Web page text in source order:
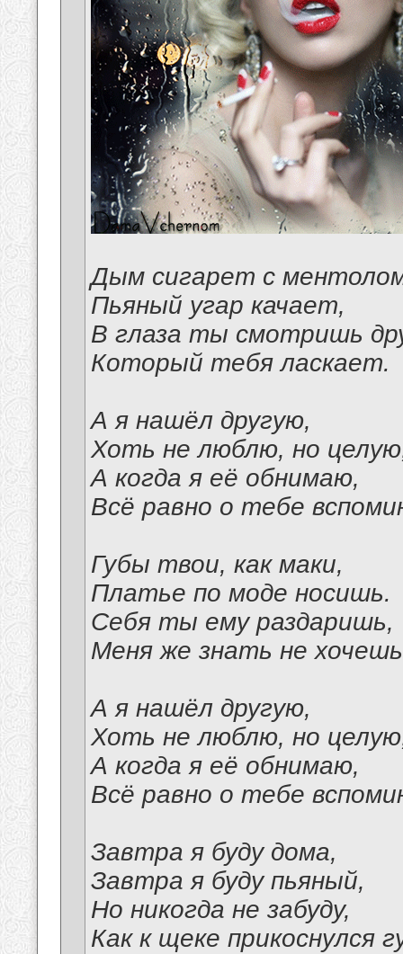
Дым сигарет с
Пьяный угар качает,
В глаза ты смотришь
Который тебя ласкает.
А я нашёл другую,
Хоть не люблю, но
А когда я её обнимаю,
Всё равно о тебе
Губы твои, как маки,
Платье по моде носишь.
Себя ты ему раздаришь,
Меня же знать не
А я нашёл другую,
Хоть не люблю, но
А когда я её обнимаю,
Всё равно о тебе
Завтра я буду дома,
Завтра я буду пьяный,
Но никогда не забуду,
Как к щеке прикоснулся